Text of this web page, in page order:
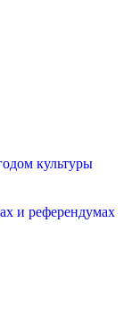
культуры
и референдумах